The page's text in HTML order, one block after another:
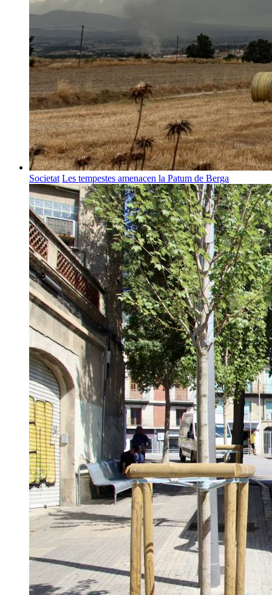
Societat Les tempestes amenacen la Patum de Berga